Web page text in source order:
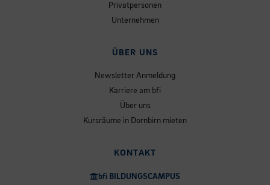
Privatpersonen
Unternehmen
ÜBER UNS
Newsletter Anmeldung
Karriere am bfi
Über uns
Kursräume in Dornbirn mieten
KONTAKT
bfi BILDUNGSCAMPUS